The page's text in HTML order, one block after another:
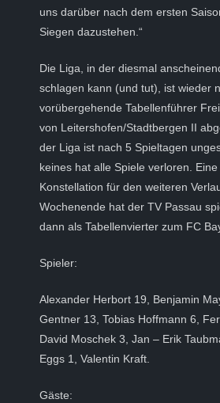
uns darüber nach dem ersten
Siegen dazustehen.“
Die Liga, in der diesmal
schlagen kann (und tut), ist wieder
vorübergehende Tabellenführer
von Leitershofen/Stadtbergen II
der Liga ist nach 5 Spieltagen
keines hat alle Spiele verloren.
Konstellation für den weiteren
Wochenende hat der TV Passau
dann als Tabellenvierter zum FC
Spieler:
Alexander Herbort 19, Benjamin
Gentner 13, Tobias Hoffmann 6,
David Moschek 3, Jan – Erik
Eggs 1, Valentin Kraft.
Gäste: